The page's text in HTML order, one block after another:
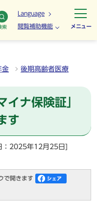
索
Language
閲覧補助機能 メニュー
金 後期高齢者医療
イナ保険証」
す
：2025年12月25日]
で開きます